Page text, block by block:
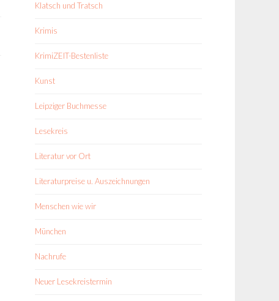
Klatsch und Tratsch
Krimis
KrimiZEIT-Bestenliste
Kunst
Leipziger Buchmesse
Lesekreis
Literatur vor Ort
Literaturpreise u. Auszeichnungen
Menschen wie wir
München
Nachrufe
Neuer Lesekreistermin